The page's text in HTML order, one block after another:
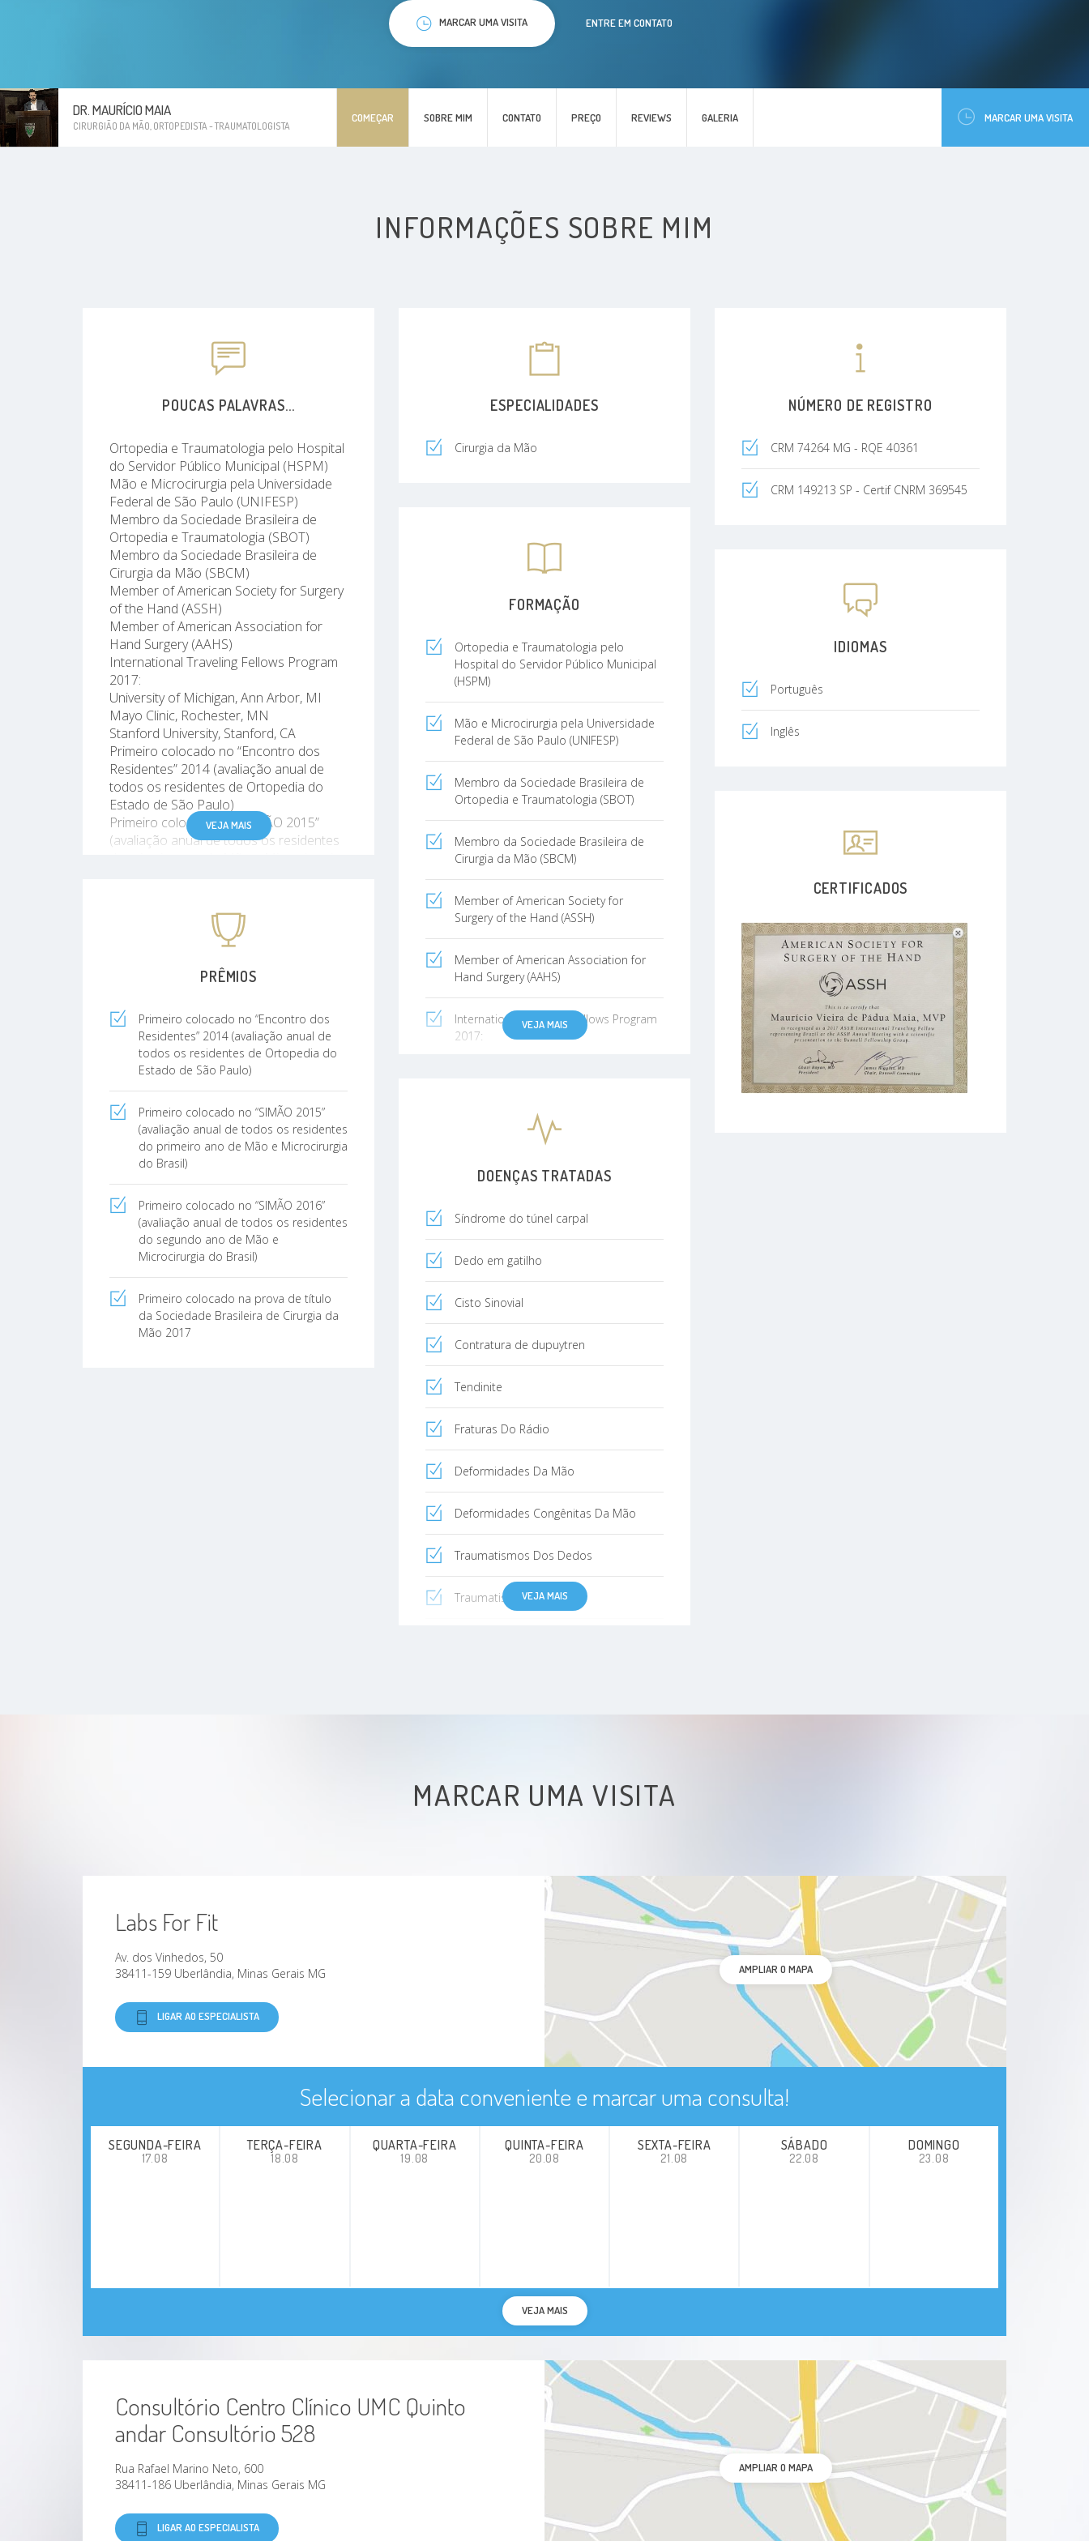
DR. MAURÍCIO MAIA
CIRURGIÃO DA MÃO, ORTOPEDISTA - TRAUMATOLOGISTA
COMEÇAR SOBRE MIM CONTATO PREÇO REVIEWS GALERIA MARCAR UMA VISITA
MARCAR UMA VISITA ENTRE EM CONTATO
INFORMAÇÕES SOBRE MIM
POUCAS PALAVRAS...
Ortopedia e Traumatologia pelo Hospital
do Servidor Público Municipal (HSPM)
Mão e Microcirurgia pela Universidade
Federal de São Paulo (UNIFESP)
Membro da Sociedade Brasileira de
Ortopedia e Traumatologia (SBOT)
Membro da Sociedade Brasileira de
Cirurgia da Mão (SBCM)
Member of American Society for Surgery
of the Hand (ASSH)
Member of American Association for
Hand Surgery (AAHS)
International Traveling Fellows Program
2017:
University of Michigan, Ann Arbor, MI
Mayo Clinic, Rochester, MN
Stanford University, Stanford, CA
Primeiro colocado no “Encontro dos
Residentes” 2014 (avaliação anual de
todos os residentes de Ortopedia do
Estado de São Paulo)
Primeiro colocado no “SIMÃO 2015”
(avaliação anual de todos os residentes
(avaliação anual de todos os residentes
do segundo ano de Mão e Microcirurgia
Primeiro colocado na prova de título da
Sociedade Brasileira de Cirurgia da Mão
VEJA MAIS
ESPECIALIDADES
Cirurgia da Mão
NÚMERO DE REGISTRO
CRM 74264 MG - RQE 40361
CRM 149213 SP - Certif CNRM 369545
FORMAÇÃO
Ortopedia e Traumatologia pelo
Hospital do Servidor Público Municipal
(HSPM)
Mão e Microcirurgia pela Universidade
Federal de São Paulo (UNIFESP)
Membro da Sociedade Brasileira de
Ortopedia e Traumatologia (SBOT)
Membro da Sociedade Brasileira de
Cirurgia da Mão (SBCM)
Member of American Society for
Surgery of the Hand (ASSH)
Member of American Association for
Hand Surgery (AAHS)
International Traveling Fellows Program
2017:
Mayo Clinic, Rochester, MN
VEJA MAIS
IDIOMAS
Português
Inglês
CERTIFICADOS
PRÊMIOS
Primeiro colocado no “Encontro dos
Residentes” 2014 (avaliação anual de
todos os residentes de Ortopedia do
Estado de São Paulo)
Primeiro colocado no “SIMÃO 2015”
(avaliação anual de todos os residentes
do primeiro ano de Mão e Microcirurgia
do Brasil)
Primeiro colocado no “SIMÃO 2016”
(avaliação anual de todos os residentes
do segundo ano de Mão e
Microcirurgia do Brasil)
Primeiro colocado na prova de título
da Sociedade Brasileira de Cirurgia da
Mão 2017
DOENÇAS TRATADAS
Síndrome do túnel carpal
Dedo em gatilho
Cisto Sinovial
Contratura de dupuytren
Tendinite
Fraturas Do Rádio
Deformidades Da Mão
Deformidades Congênitas Da Mão
Traumatismos Dos Dedos
Traumatismos Da Mão
Fraturas do cotovelo
Síndromes De Compressão Do Nervo
Neuropatia Radial
Polidactilia
Deformidades Adquiridas Da Mão
Artropatias
VEJA MAIS
MARCAR UMA VISITA
Labs For Fit
Av. dos Vinhedos, 50
38411-159 Uberlândia, Minas Gerais MG
LIGAR AO ESPECIALISTA
AMPLIAR O MAPA
Selecionar a data conveniente e marcar uma consulta!
SEGUNDA-FEIRA
17.08
TERÇA-FEIRA
18.08
QUARTA-FEIRA
19.08
QUINTA-FEIRA
20.08
SEXTA-FEIRA
21.08
SÁBADO
22.08
DOMINGO
23.08
VEJA MAIS
Consultório Centro Clínico UMC Quinto
andar Consultório 528
Rua Rafael Marino Neto, 600
38411-186 Uberlândia, Minas Gerais MG
LIGAR AO ESPECIALISTA
AMPLIAR O MAPA